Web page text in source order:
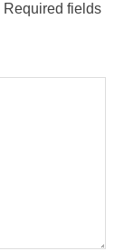
Required fields